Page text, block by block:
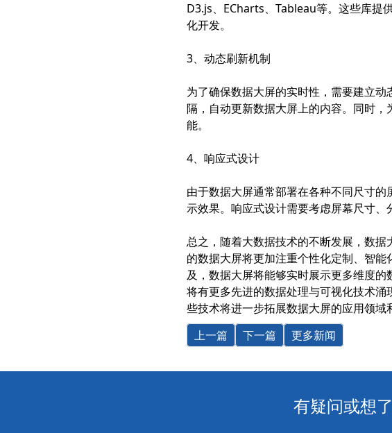
D3.js、ECharts、Tableau等。这些库提
化开发。
3、动态刷新机制
为了确保数据大屏的实时性，需要建立
隔，自动更新数据大屏上的内容。同时
能。
4、响应式设计
由于数据大屏通常部署在各种不同尺寸的
示效果。响应式设计需要考虑屏幕尺寸、
总之，随着大数据技术的不断发展，数
的数据大屏将更加注重个性化定制、智
及，数据大屏将能够实时展示更多维度
将有更多先进的数据处理与可视化技术
些技术将进一步拓展数据大屏的应用领域
上一篇 下一篇 更多新闻
有疑问或想